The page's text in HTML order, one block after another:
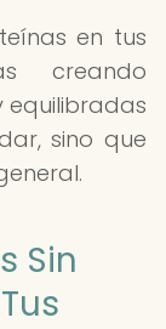
en tus
creando
equilibradas
sino que
Sin